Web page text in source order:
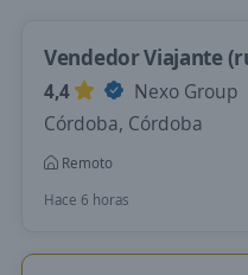
Vendedor Viajante
4,4
Nexo Group
Córdoba, Córdoba
Remoto
Hace 6 horas